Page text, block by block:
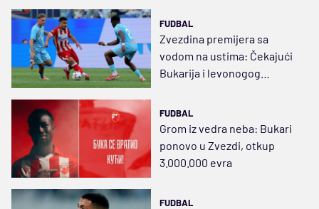
FUDBAL
Zvezdina premijera sa
vodom na ustima: Čekajući
Bukarija i levonogog
FUDBAL
Grom iz vedra neba: Bukari
ponovo u Zvezdi, otkup
3.000.000 evra
FUDBAL